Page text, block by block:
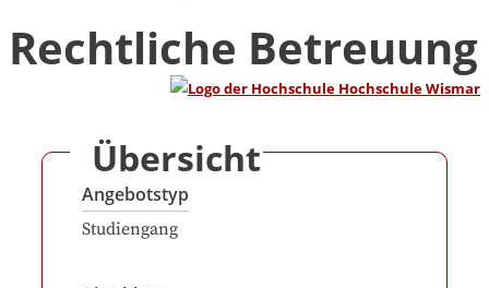
Rechtliche Betreuung
Übersicht
Angebotstyp
Studiengang